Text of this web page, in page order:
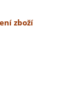
zboží